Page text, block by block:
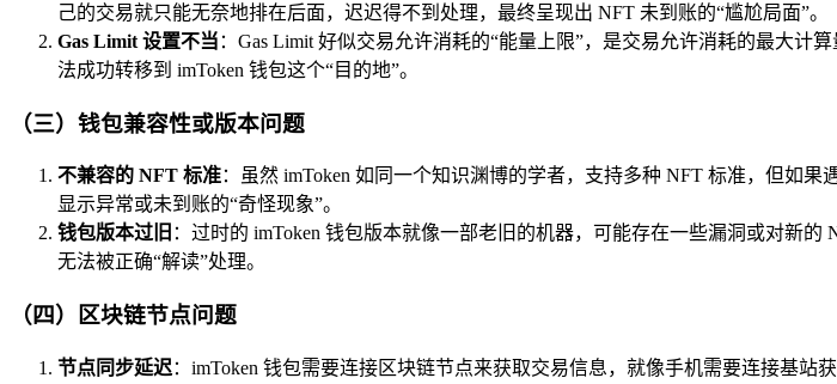
己的交易就只能无奈地排在后面，迟迟得不到处理，最终呈现出 NFT 未到账的“尴尬局面”。
Gas Limit 设置不当 ：Gas Limit 好似交易允许消耗的“能量上限”，是交易允许消耗的最大
法成功转移到 imToken 钱包这个“目的地”。
（三）钱包兼容性或版本问题
不兼容的 NFT 标准：虽然 imToken 如同一个知识渊博的学者，支持多种 NFT 标准，但如
显示异常或未到账的“奇怪现象”。
钱包版本过旧 ：过时的 imToken 钱包版本就像一部老旧的机器，可能存在一些漏洞或对新
无法被正确“解读”处理。
（四）区块链节点问题
节点同步延迟：imToken 钱包需要连接区块链节点来获取交易信息，就像手机需要连接基